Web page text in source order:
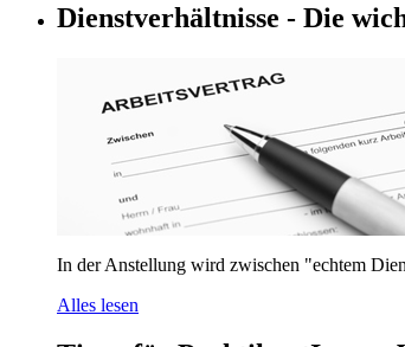
Dienstverhältnisse - Die
In der Anstellung wird zwischen "echtem
Alles lesen